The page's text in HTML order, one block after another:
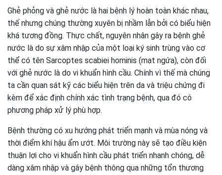
Ghẻ phỏng và ghẻ nước là hai bệnh lý hoàn toàn khác nhau,
thế nhưng chúng thường xuyên bị nhầm lẫn bởi có biểu hiện
khá tương đồng. Thực chất, nguyên nhân gây ra bệnh ghẻ
nước là do sự xâm nhập của một loại ký sinh trùng vào cơ
thể có tên Sarcoptes scabiei hominis (mạt ngứa), còn đối
với ghẻ nước là do vi khuẩn hình cầu. Chính vì thế mà chúng
ta cần quan sát kỹ các biểu hiện trên da và triệu chứng đi
kèm để xác định chính xác tình trạng bệnh, qua đó có
phương pháp xử lý phù hợp.
Bệnh thường có xu hướng phát triển mạnh và mùa nóng và
thời điểm khí hậu ẩm ướt. Môi trường này sẽ tạo điều kiện
thuận lợi cho vi khuẩn hình cầu phát triển nhanh chóng, dễ
dàng xâm nhập và gây bệnh thông qua những tổn thương